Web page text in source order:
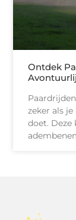
Ontdek
zeker als
doet. Deze